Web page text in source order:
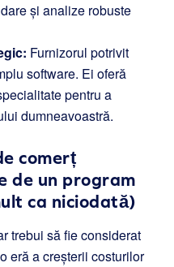
și analize robuste
Furnizorul potrivit
software. Ei oferă
pentru a
dumneavoastră.
comerț
de un program
ca niciodată)
trebui să fie considerat
eră a creșterii costurilor